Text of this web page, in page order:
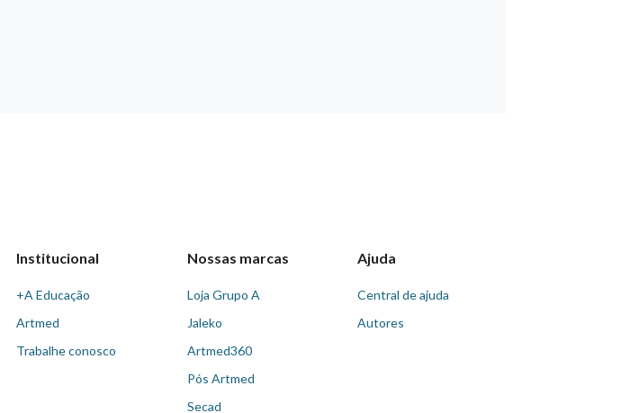
Institucional
+A Educação
Artmed
Trabalhe conosco
Nossas marcas
Loja Grupo A
Jaleko
Artmed360
Pós Artmed
Secad
Ajuda
Central de ajuda
Autores